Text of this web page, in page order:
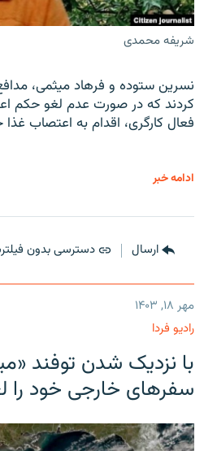
شریفه محمدی
نسرین ستوده و فرهاد میثمی،
کردند که در صورت عدم لغو حکم
فعال کارگری، اقدام به اعتصاب
ادامه خبر
ارسال دسترسی بدون
مهر ۱۸, ۱۴۰۳
رادیو فردا
با نزدیک شدن توفند
سفرهای خارجی خود را